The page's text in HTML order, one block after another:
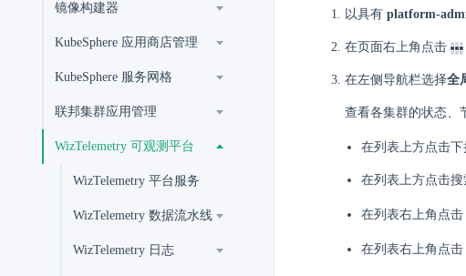
镜像构建器
KubeSphere 应用商店管理
KubeSphere 服务网格
联邦集群应用管理
WizTelemetry 可观测平台
WizTelemetry 平台服务
WizTelemetry 数据流水线
WizTelemetry 日志
以具有 platform-
在页面右上角点击
在左侧导航栏选择全
查看各集群的状态、
在列表上方点击下
在列表上方点击搜
在列表右上角点击
在列表右上角点击